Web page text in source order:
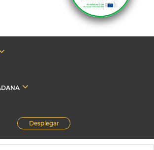
Desplegar